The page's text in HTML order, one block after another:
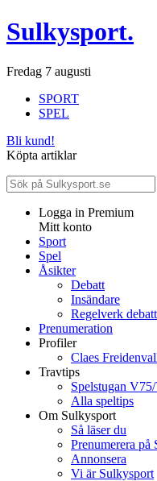
Sulkysport.
Fredag 7 augusti
SPORT
SPEL
Bli kund!
Köpta artiklar
Logga in Premium
Mitt konto
Sport
Spel
Åsikter
Debatt
Insändare
Regelverk debatt
Prenumeration
Profiler
Claes
Travtips
Spelstugan
Alla speltips
Om Sulkysport
Så läser du
Prenumerera på
Annonsera
Vi är Sulkysport